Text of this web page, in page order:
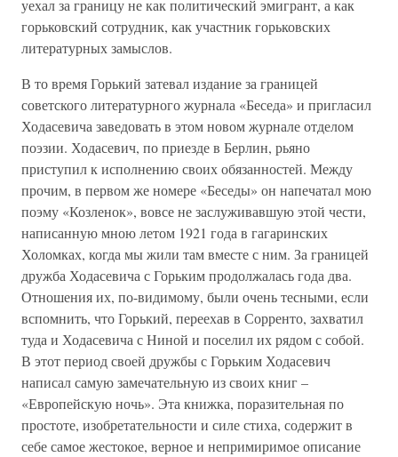
уехал за границу не как политический эмигрант, а как
горьковский сотрудник, как участник горьковских
литературных замыслов.
В то время Горький затевал издание за границей
советского литературного журнала «Беседа» и пригласил
Ходасевича заведовать в этом новом журнале отделом
поэзии. Ходасевич, по приезде в Берлин, рьяно
приступил к исполнению своих обязанностей. Между
прочим, в первом же номере «Беседы» он напечатал мою
поэму «Козленок», вовсе не заслуживавшую этой чести,
написанную мною летом 1921 года в гагаринских
Холомках, когда мы жили там вместе с ним. За границей
дружба Ходасевича с Горьким продолжалась года два.
Отношения их, по-видимому, были очень тесными, если
вспомнить, что Горький, переехав в Сорренто, захватил
туда и Ходасевича с Ниной и поселил их рядом с собой.
В этот период своей дружбы с Горьким Ходасевич
написал самую замечательную из своих книг –
«Европейскую ночь». Эта книжка, поразительная по
простоте, изобретательности и силе стиха, содержит в
себе самое жестокое, верное и непримиримое описание